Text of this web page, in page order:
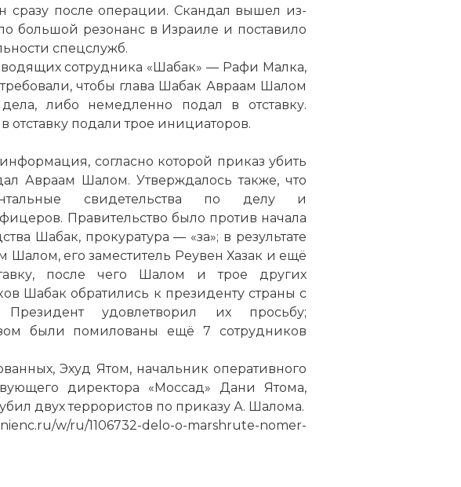
после операции. Скандал вышел из-
большой резонанс в Израиле и поставило
спецслужб.
сотрудника «Шабак» — Рафи Малка,
чтобы глава Шабак Авраам Шалом
либо немедленно подал в отставку.
отставку подали трое инициаторов.
согласно которой приказ убить
Авраам Шалом. Утверждалось также, что
свидетельства по делу и
Правительство было против начала
Шабак, прокуратура — «за»; в результате
его заместитель Реувен Хазак и ещё
после чего Шалом и трое других
Шабак обратились к президенту страны с
удовлетворил их просьбу;
были помилованы ещё 7 сотрудников
Эхуд Ятом, начальник оперативного
директора «Моссад» Дани Ятома,
двух террористов по приказу А. Шалома.
w/ru/1106732-delo-o-marshrute-nomer-
☓